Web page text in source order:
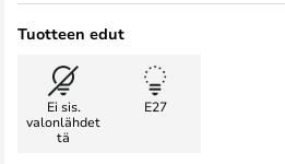
Tuotteen edut
Ei sis.
valonlähdet
tä
E27